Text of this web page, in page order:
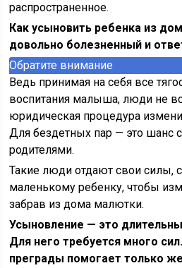
распространенное.
Как усыновить ребенка из
довольно болезненный и
Обратите внимание
Ведь принимая на себя все
воспитания малыша, люди не
юридическая процедура
Для бездетных пар — это шанс
родителями.
Такие люди отдают свои силы,
маленькому ребенку, чтобы
забрав из дома малютки.
Усыновление — это
Для него требуется много
преграды помогает только